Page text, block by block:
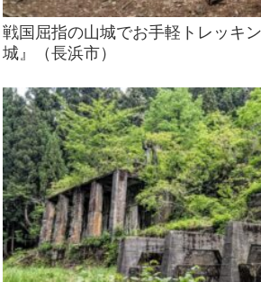
戦国屈指の山城でお手軽トレッキ
城』（長浜市）